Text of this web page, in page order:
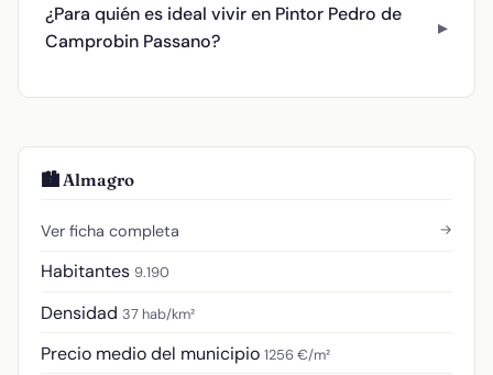
¿Para quién es ideal vivir en Pintor Pedro de
Camprobin Passano?
🏙️ Almagro
Ver ficha completa →
Habitantes 9.190
Densidad 37 hab/km²
Precio medio del municipio 1256 €/m²